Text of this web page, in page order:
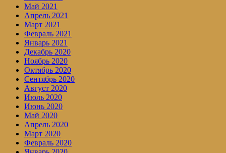
Май 2021
Апрель 2021
Март 2021
Февраль 2021
Январь 2021
Декабрь 2020
Ноябрь 2020
Октябрь 2020
Сентябрь 2020
Август 2020
Июль 2020
Июнь 2020
Май 2020
Апрель 2020
Март 2020
Февраль 2020